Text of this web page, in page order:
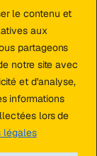
le contenu et
aux
partageons
notre site avec
et d'analyse,
informations
lors de
légales
— fait